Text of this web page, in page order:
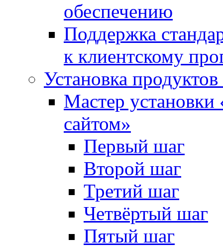
обеспечению
Поддержка
к клиентскому
Установка
Мастер
сайтом»
Первый шаг
Второй шаг
Третий шаг
Четвёртый шаг
Пятый шаг